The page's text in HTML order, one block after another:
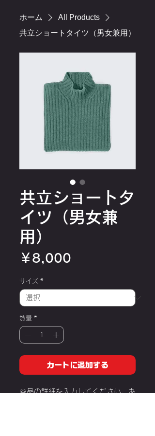
ホーム
All Products
共立ショートタイツ（男女兼用）
共立ショートタ
イツ（男女兼
用）
￥8,000
サイズ *
数量 *
カートに追加する
商品の詳細を入力してください。あ